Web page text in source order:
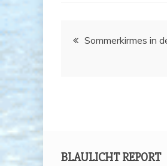
Som­mer­kir­mes in
BLAU­LICHT REPORT